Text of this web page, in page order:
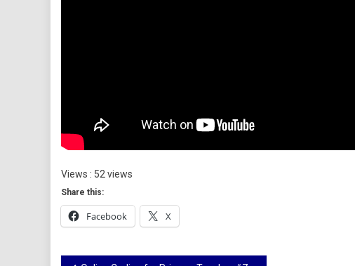
Views : 52 views
Share this:
Facebook X